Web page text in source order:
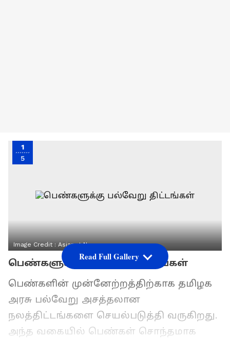
1
5
Image Credit : Asianet News
பெண்களுக்கு பல்வேறு திட்டங்கள்
பெண்களின் முன்னேற்றத்திற்காக தமிழக
அரசு பல்வேறு அசத்தலான
நலத்திட்டங்களை செயல்படுத்தி வருகிறது.
அந்த வகையில் பெண்கள் சொந்தமாக
Read Full Gallery